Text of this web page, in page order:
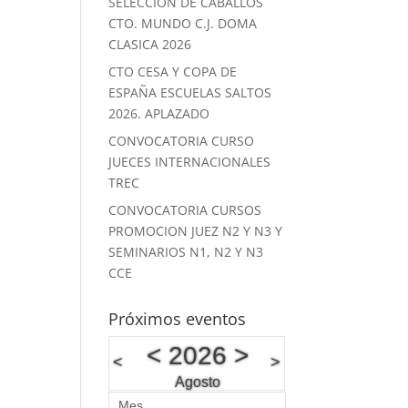
CTO. MUNDO C.J. DOMA
CLASICA 2026
CTO CESA Y COPA DE
ESPAÑA ESCUELAS SALTOS
2026. APLAZADO
CONVOCATORIA CURSO
JUECES INTERNACIONALES
TREC
CONVOCATORIA CURSOS
PROMOCION JUEZ N2 Y N3 Y
SEMINARIOS N1, N2 Y N3
CCE
Próximos eventos
< <2026 >
Agosto
>